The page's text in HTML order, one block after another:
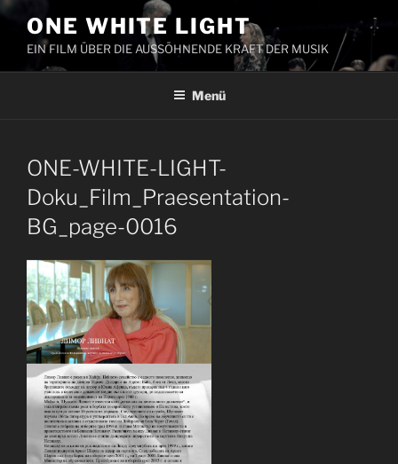
Zum
Inhalt
springen
ONE WHITE LIGHT
EIN FILM ÜBER DIE AUSSÖHNENDE KRAFT DER MUSIK
Menü
ONE-WHITE-LIGHT-
Doku_Film_Praesentation-
BG_page-0016